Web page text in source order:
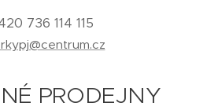
736 114 115
PRODEJNY